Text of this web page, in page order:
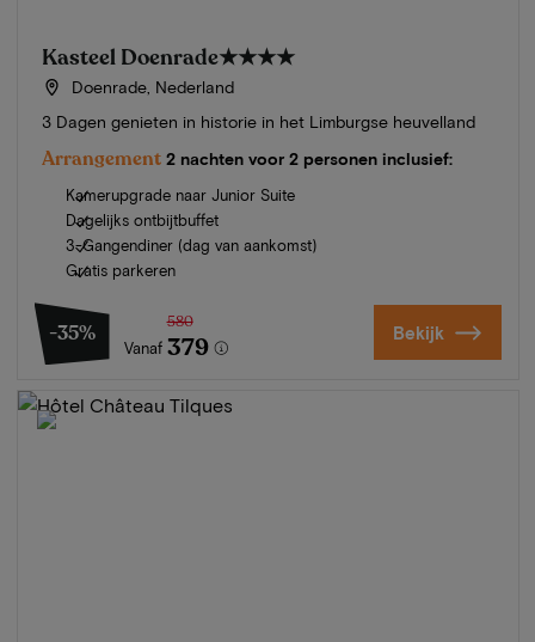
Kasteel Doenrade★★★★
Doenrade, Nederland
3 Dagen genieten in historie in het Limburgse heuvelland
Arrangement 2 nachten voor 2 personen inclusief:
Kamerupgrade naar Junior Suite
Dagelijks ontbijtbuffet
3-Gangendiner (dag van aankomst)
Gratis parkeren
-35%
Vanaf
580
379 Bekijk